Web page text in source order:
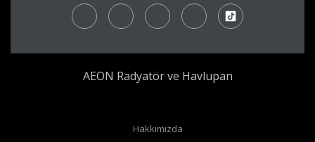
AEON Radyatör ve Havlupan
Hakkımızda